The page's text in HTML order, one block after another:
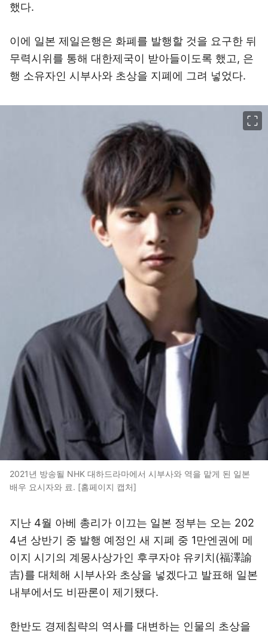
했다.
이에 일본 제일은행은 화폐를 발행할 것을 요구한 뒤
무력시위를 통해 대한제국이 받아들이도록 했고, 은
행 소유자인 시부사와 초상을 지폐에 그려 넣었다.
2021년 방송될 NHK 대하드라마에서 시부사와 역을 맡게 된 일본
배우 요시자와 료. [홈페이지 캡처]
지난 4월 아베 총리가 이끄는 일본 정부는 오는 202
4년 상반기 중 발행 예정인 새 지폐 중 1만엔권에 메
이지 시기의 계몽사상가인 후쿠자야 유키치(福澤諭
吉)를 대체해 시부사와 초상을 넣겠다고 발표해 일본
내부에서도 비판론이 제기됐다.
한반도 경제침략의 역사를 대변하는 인물의 초상을